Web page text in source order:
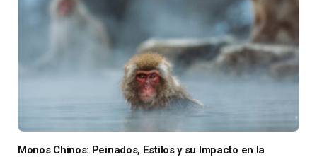
Monos Chinos: Peinados, Estilos y su Impacto en la